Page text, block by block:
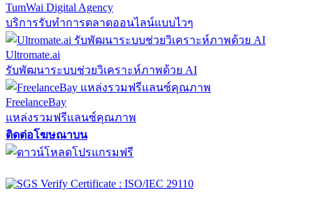
TumWai Digital Agency
บริการรับทำการตลาดออนไลน์แบบไวๆ
Ultromate.ai
รับพัฒนาระบบช่วยวิเคราะห์ภาพด้วย AI
FreelanceBay
แหล่งรวมฟรีแลนซ์คุณภาพ
ติดต่อโฆษณาบน